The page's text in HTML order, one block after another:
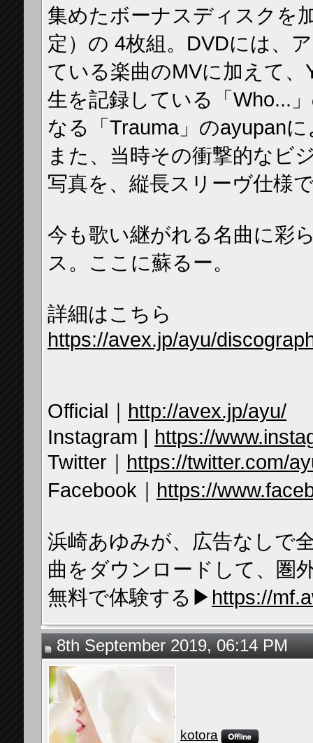
集めたボーナスディスクを
定）の 4枚組。DVDには、
ている楽曲のMVに加えて
生を記録している「Who...
なる「Trauma」のayupan
また、当時その衝撃的なビ
写真を、縦長スリーヴ仕様
今も歌い継がれる名曲に彩
ス。ここに蘇るー。
詳細はこちら
https://avex.jp/ayu/
Official｜ http://avex.jp/ayu/
Instagram | https://
Twitter｜ https://twitter.com/
Facebook｜ https://
浜崎あゆみが、広告なしで
曲をダウンロードして、圏
無料で体験する▶ https://
8th September 2019, 06:14 PM
kotora